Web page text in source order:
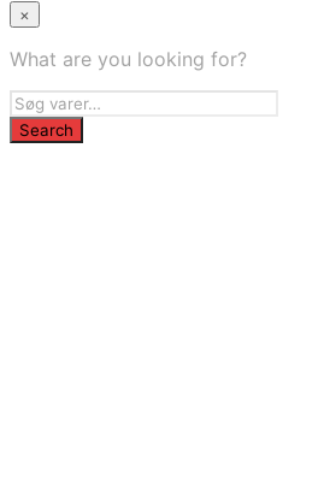
×
What are you looking for?